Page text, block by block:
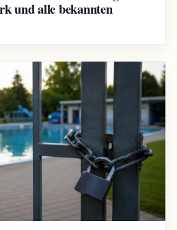
und alle bekannten